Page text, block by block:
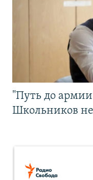
"Путь до
Школьников не